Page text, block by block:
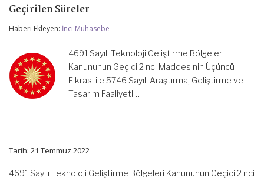
Ge
Tasarım
Bölge
Merkezler
Dışında
Geçirilen
Geçirilen Süreler
Haberi Ekleyen: İnci Muhasebe
4691 Sayılı Teknoloji Geliştirme Bölgeleri
Kanununun Geçici 2 nci Maddesinin Üçüncü
Fıkrası ile 5746 Sayılı Araştırma, Geliştirme ve
Tasarım Faaliyetl…
Tarih: 21 Temmuz 2022
4691 Sayılı Teknoloji Geliştirme Bölgeleri Kanununun Geçici 2 nci